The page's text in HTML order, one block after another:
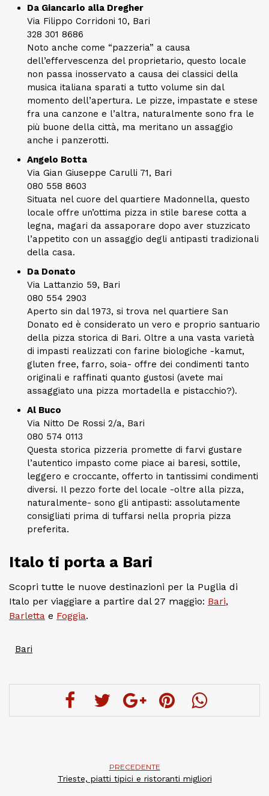
Da Giancarlo alla Dregher
Via Filippo Corridoni 10, Bari
328 301 8686
Noto anche come “pazzeria” a causa
dell’effervescenza del proprietario, questo locale
non passa inosservato a causa dei classici della
musica italiana sparati a tutto volume sin dal
momento dell’apertura. Le pizze, impastate e stese
fra una canzone e l’altra, naturalmente sono fra le
più buone della città, ma meritano un assaggio
anche i panzerotti.
Angelo Botta
Via Gian Giuseppe Carulli 71, Bari
080 558 8603
Situata nel cuore del quartiere Madonnella, questo
locale offre un’ottima pizza in stile barese cotta a
legna, magari da assaporare dopo aver stuzzicato
l’appetito con un assaggio degli antipasti tradizionali
della casa.
Da Donato
Via Lattanzio 59, Bari
080 554 2903
Aperto sin dal 1973, si trova nel quartiere San
Donato ed è considerato un vero e proprio santuario
della pizza storica di Bari. Oltre a una vasta varietà
di impasti realizzati con farine biologiche -kamut,
gluten free, farro, soia- offre dei condimenti tanto
originali e raffinati quanto gustosi (avete mai
assaggiato una pizza mortadella e pistacchio?).
Al Buco
Via Nitto De Rossi 2/a, Bari
080 574 0113
Questa storica pizzeria promette di farvi gustare
l’autentico impasto come piace ai baresi, sottile,
leggero e croccante, offerto in tantissimi condimenti
diversi. Il pezzo forte del locale -oltre alla pizza,
naturalmente- sono gli antipasti: assolutamente
consigliati prima di tuffarsi nella propria pizza
preferita.
Italo ti porta a Bari
Scopri tutte le nuove destinazioni per la Puglia di
Italo per viaggiare a partire dal 27 maggio: Bari,
Barletta e Foggia.
Bari
PRECEDENTE
Trieste, piatti tipici e ristoranti migliori